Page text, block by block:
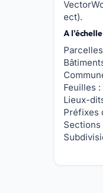
ect).
A
Feuilles :
Lieux-
Préfixes
Sections